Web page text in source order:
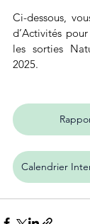
Ci-dessous,
d’Activités
les sorties
2025.